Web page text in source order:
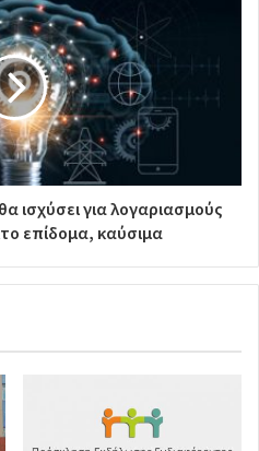
ισχύσει για λογαριασμούς
επίδομα, καύσιμα